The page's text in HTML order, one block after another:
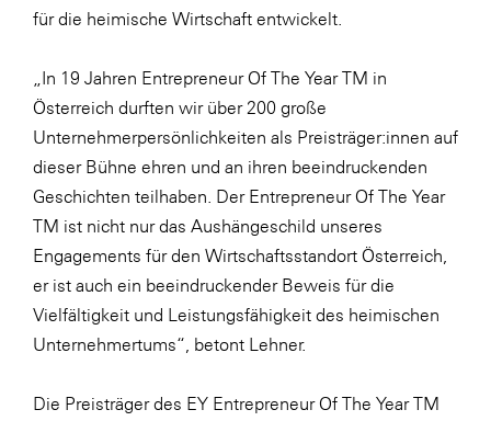
für die heimische Wirtschaft entwickelt.
„In 19 Jahren Entrepreneur Of The Year TM in
Österreich durften wir über 200 große
Unternehmerpersönlichkeiten als Preisträger:innen auf
dieser Bühne ehren und an ihren beeindruckenden
Geschichten teilhaben. Der Entrepreneur Of The Year
TM ist nicht nur das Aushängeschild unseres
Engagements für den Wirtschaftsstandort Österreich,
er ist auch ein beeindruckender Beweis für die
Vielfältigkeit und Leistungsfähigkeit des heimischen
Unternehmertums“, betont Lehner.
Die Preisträger des EY Entrepreneur Of The Year TM